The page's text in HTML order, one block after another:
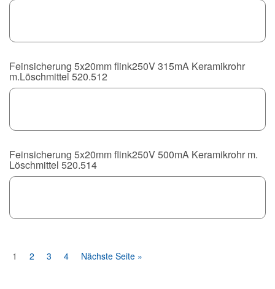
Feinsicherung 5x20mm flink250V 315mA Keramikrohr
m.Löschmittel 520.512
Feinsicherung 5x20mm flink250V 500mA Keramikrohr m.
Löschmittel 520.514
1 2 3 4 Nächste Seite »